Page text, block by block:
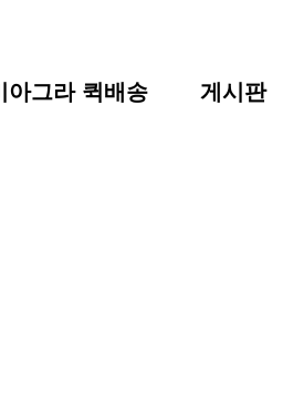
아그라 퀵배송 게시판